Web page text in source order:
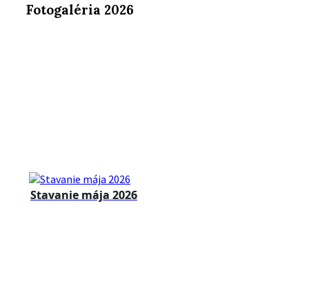
Fotogaléria 2026
Stavanie mája 2026